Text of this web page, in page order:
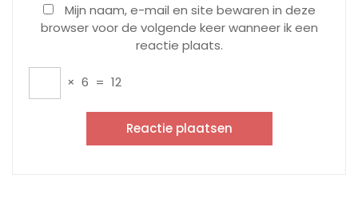
Mijn naam, e-mail en site bewaren in deze
browser voor de volgende keer wanneer ik een
reactie plaats.
× 6 = 12